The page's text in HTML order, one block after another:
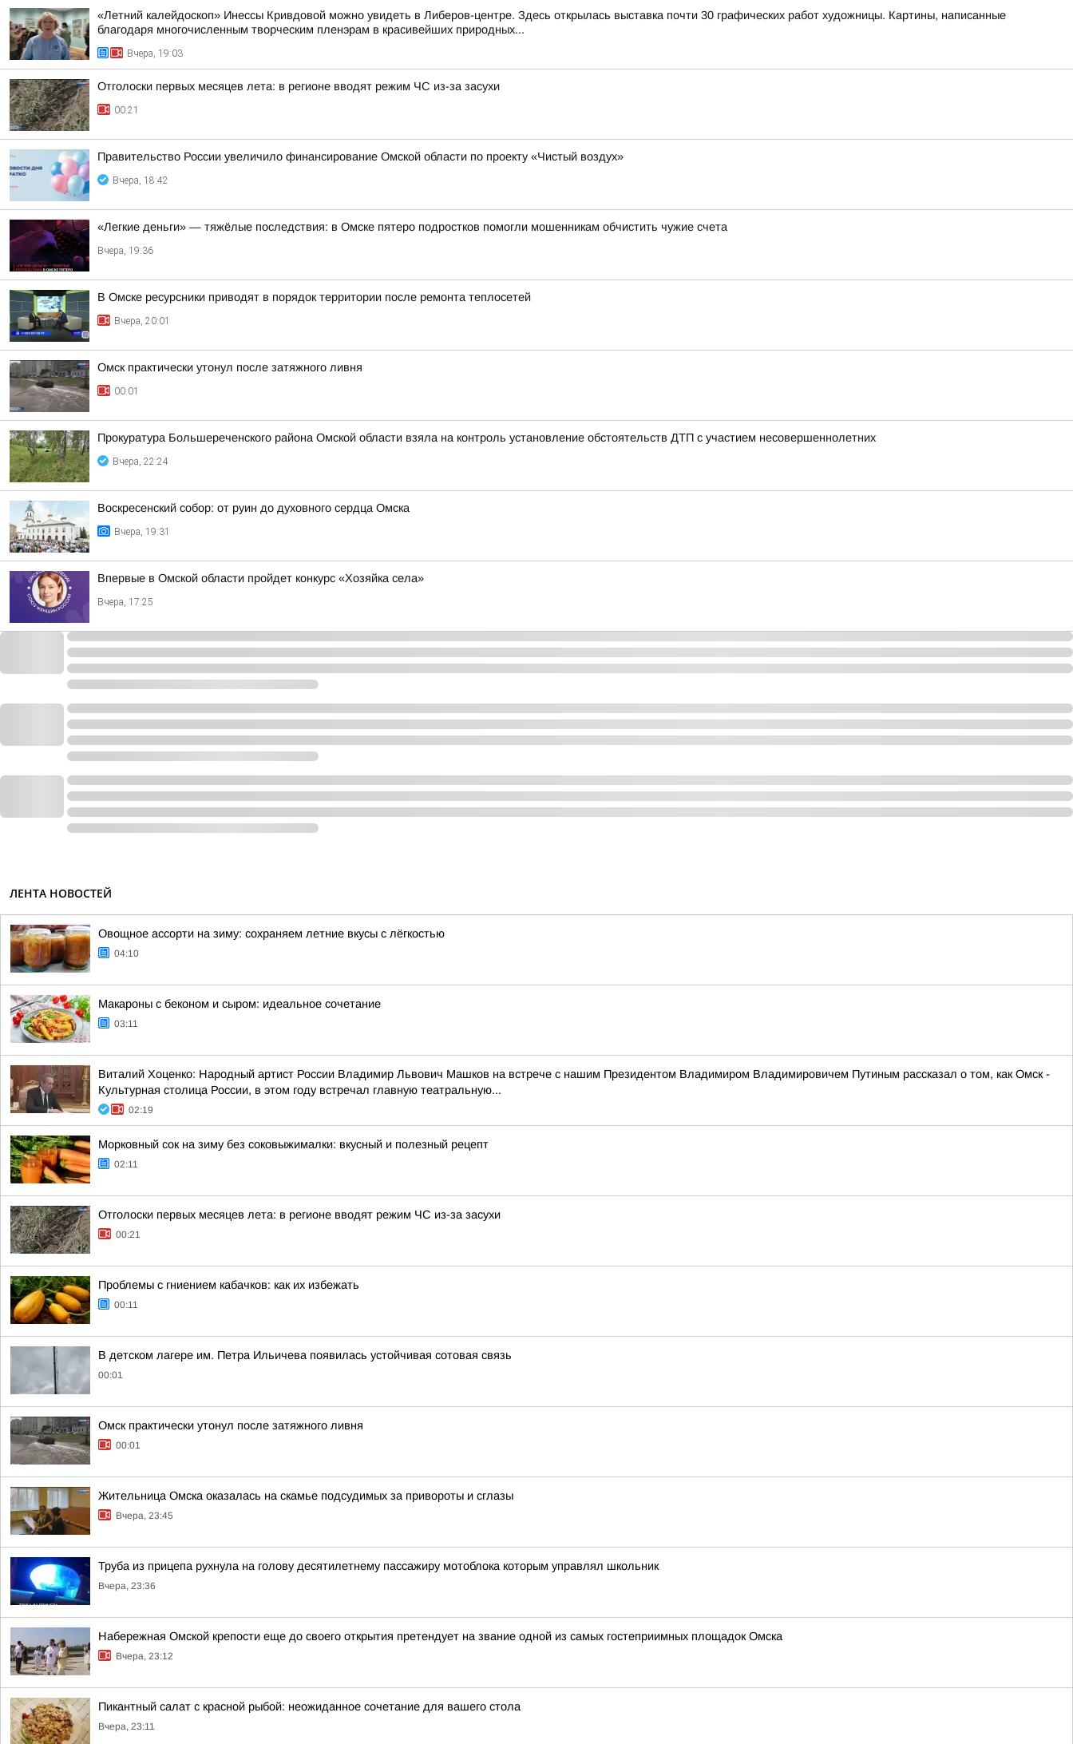
«Летний калейдоскоп» Инессы Кривдовой можно увидеть в Либеров-центре. Здесь открылась выставка почти 30 графических работ художницы. Картины, написанные
благодаря многочисленным творческим пленэрам в красивейших природных...
Вчера, 19:03
Отголоски первых месяцев лета: в регионе вводят режим ЧС из-за засухи
00:21
Правительство России увеличило финансирование Омской области по проекту «Чистый воздух»
Вчера, 18:42
«Легкие деньги» — тяжёлые последствия: в Омске пятеро подростков помогли мошенникам обчистить чужие счета
Вчера, 19:36
В Омске ресурсники приводят в порядок территории после ремонта теплосетей
Вчера, 20:01
Омск практически утонул после затяжного ливня
00:01
Прокуратура Большереченского района Омской области взяла на контроль установление обстоятельств ДТП с участием несовершеннолетних
Вчера, 22:24
Воскресенский собор: от руин до духовного сердца Омска
Вчера, 19:31
Впервые в Омской области пройдет конкурс «Хозяйка села»
Вчера, 17:25
ЛЕНТА НОВОСТЕЙ
Овощное ассорти на зиму: сохраняем летние вкусы с лёгкостью
04:10
Макароны с беконом и сыром: идеальное сочетание
03:11
Виталий Хоценко: Народный артист России Владимир Львович Машков на встрече с нашим Президентом Владимиром Владимировичем Путиным рассказал о том, как Омск -
Культурная столица России, в этом году встречал главную театральную...
02:19
Морковный сок на зиму без соковыжималки: вкусный и полезный рецепт
02:11
Отголоски первых месяцев лета: в регионе вводят режим ЧС из-за засухи
00:21
Проблемы с гниением кабачков: как их избежать
00:11
В детском лагере им. Петра Ильичева появилась устойчивая сотовая связь
00:01
Омск практически утонул после затяжного ливня
00:01
Жительница Омска оказалась на скамье подсудимых за привороты и сглазы
Вчера, 23:45
Труба из прицепа рухнула на голову десятилетнему пассажиру мотоблока которым управлял школьник
Вчера, 23:36
Набережная Омской крепости еще до своего открытия претендует на звание одной из самых гостеприимных площадок Омска
Вчера, 23:12
Пикантный салат с красной рыбой: неожиданное сочетание для вашего стола
Вчера, 23:11